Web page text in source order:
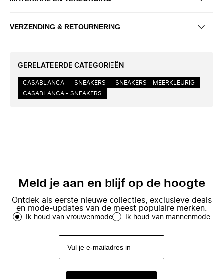
VERZENDING & RETOURNERING
GERELATEERDE CATEGORIEËN
CASABLANCA SNEAKERS
SNEAKERS - MEERKLEURIG
CASABLANCA - SNEAKERS
Meld je aan en blijf op de hoogte
Ontdek als eerste nieuwe collecties, exclusieve deals
en mode-updates van de meest populaire merken.
Ik houd van vrouwenmode Ik houd van mannenmode